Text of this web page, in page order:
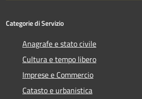
Categorie di Servizio
Anagrafe e stato civile
Cultura e tempo libero
Imprese e Commercio
Catasto e urbanistica